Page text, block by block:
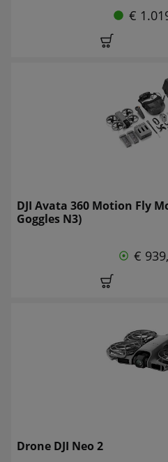
€
DJI Avata 360 Motion Fly
Goggles N3)
€
Drone DJI Neo 2